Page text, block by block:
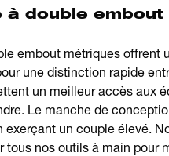
double embout
embout métriques
une distinction rapide
un meilleur accès aux
Le manche de
un couple élevé.
tous nos outils à main pour